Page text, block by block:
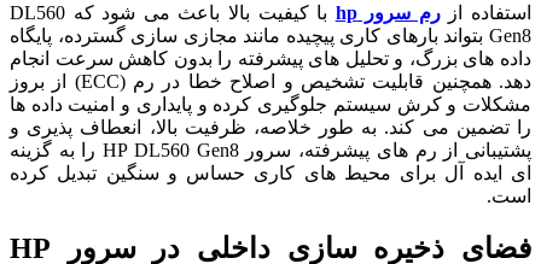
استفاده ازرم سرور hp
با کیفیت بالا باعث می شود که DL560
Gen8 بتواند بارهای کاری پیچیده مانند مجازی سازی گسترده، پایگاه
داده های بزرگ، و تحلیل های پیشرفته را بدون کاهش سرعت انجام
دهد. همچنین قابلیت تشخیص و اصلاح خطا در رم (ECC) از بروز
مشکلات و کرش سیستم جلوگیری کرده و پایداری و امنیت داده ها
را تضمین می کند. به طور خلاصه، ظرفیت بالا، انعطاف پذیری و
پشتیبانی از رم های پیشرفته، سرور HP DL560 Gen8 را به گزینه
ای ایده آل برای محیط های کاری حساس و سنگین تبدیل کرده
است.
فضای ذخیره سازی داخلی در سرور HP